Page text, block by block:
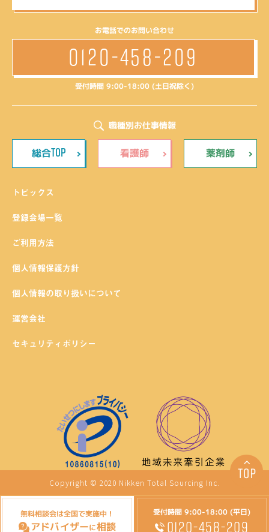
無料相談会は全国で実施中！
アドバイザーに相談
受付時間 9:00-18:00 (平日)
0120-458-209
お電話でのお問い合わせ
0120-458-209
受付時間 9:00-18:00 (土日祝除く)
職種別お仕事情報
総合TOP 看護師 薬剤師
トピックス
登録会場一覧
ご利用方法
個人情報保護方針
個人情報の取り扱いについて
運営会社
セキュリティポリシー
Copyright © 2020 Nikken Total Sourcing Inc.